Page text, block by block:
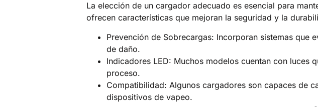
La elección de un cargador adecuado es esencial para
ofrecen características que mejoran la seguridad y la
Prevención de Sobrecargas: Incorporan sistemas que
de daño.
Indicadores LED: Muchos modelos cuentan con luces
proceso.
Compatibilidad: Algunos cargadores son capaces de
dispositivos de vapeo.